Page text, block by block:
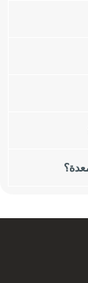
سوف
قراءة